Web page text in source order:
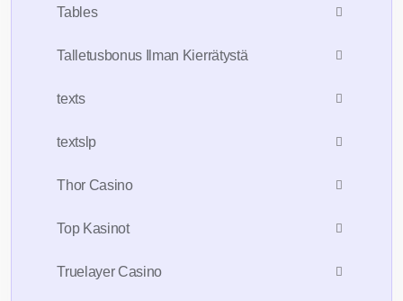
Tables
Talletusbonus Ilman Kierrätystä
texts
textslp
Thor Casino
Top Kasinot
Truelayer Casino